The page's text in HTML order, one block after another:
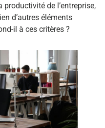
de l’entreprise,
d’autres éléments
il à ces critères ?